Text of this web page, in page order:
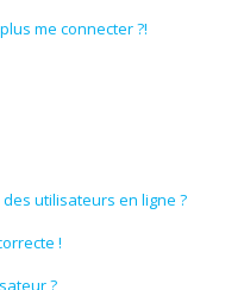
me connecter ?!
utilisateurs en ligne ?
!
?